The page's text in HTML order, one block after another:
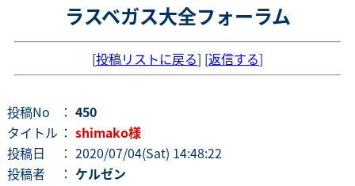
ラスベガス大全フォーラム
[投稿リストに戻る] [返信する]
投稿No ： 450
タイトル ： shimako様
投稿日
： 2020/07/04(Sat) 14:48:22
投稿者
： ケルゼン